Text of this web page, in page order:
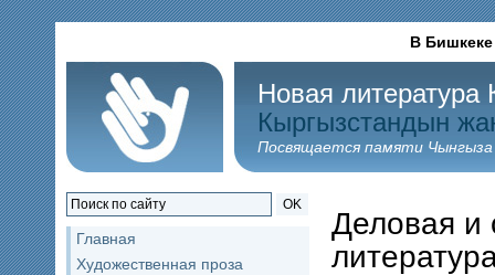
В Бишкеке
Новая литература
Кыргызстандын
Посвящается памяти
OK
Главная
Художественная проза
Деловая и